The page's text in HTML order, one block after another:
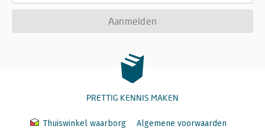
Aanmelden
PRETTIG KENNIS MAKEN
Thuiswinkel waarborg
Algemene voorwaarden